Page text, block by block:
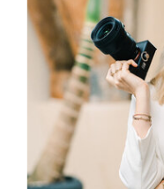
we precies
lekken
slag met het
deze 1 voor
beters voor